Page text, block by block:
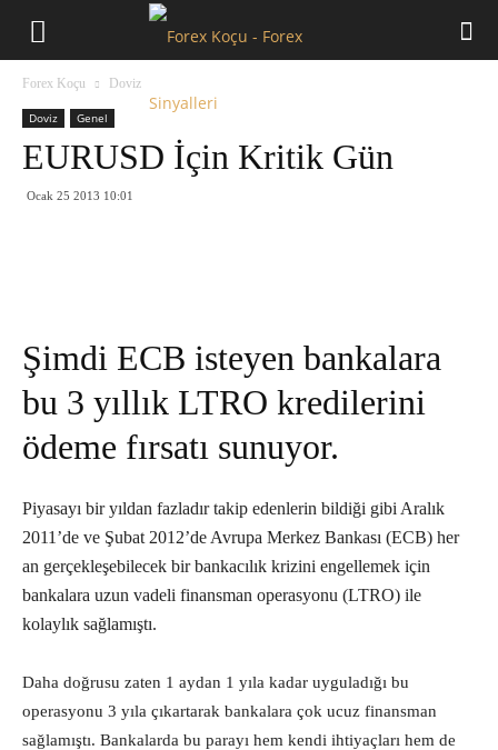
Forex Koçu Doviz
Doviz Genel
EURUSD İçin Kritik Gün
Ocak 25 2013 10:01
Şimdi ECB isteyen bankalara
bu 3 yıllık LTRO kredilerini
ödeme fırsatı sunuyor.
Piyasayı bir yıldan fazladır takip edenlerin bildiği gibi Aralık
2011’de ve Şubat 2012’de Avrupa Merkez Bankası (ECB) her
an gerçekleşebilecek bir bankacılık krizini engellemek için
bankalara uzun vadeli finansman operasyonu (LTRO) ile
kolaylık sağlamıştı.
Daha doğrusu zaten 1 aydan 1 yıla kadar uyguladığı bu
operasyonu 3 yıla çıkartarak bankalara çok ucuz finansman
sağlamıştı. Bankalarda bu parayı hem kendi ihtiyaçları hem de